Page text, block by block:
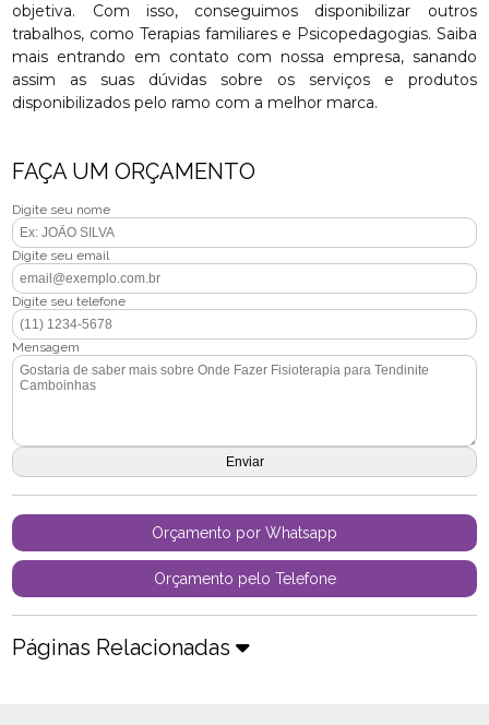
objetiva. Com isso, conseguimos disponibilizar outros
trabalhos, como Terapias familiares e Psicopedagogias. Saiba
mais entrando em contato com nossa empresa, sanando
assim as suas dúvidas sobre os serviços e produtos
disponibilizados pelo ramo com a melhor marca.
FAÇA UM ORÇAMENTO
Digite seu nome
Digite seu email
Digite seu telefone
Mensagem
Orçamento por Whatsapp
Orçamento pelo Telefone
Páginas Relacionadas